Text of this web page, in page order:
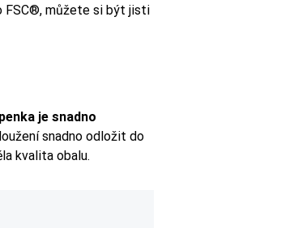
FSC®, můžete si být jisti
je snadno
snadno odložit do
kvalita obalu.